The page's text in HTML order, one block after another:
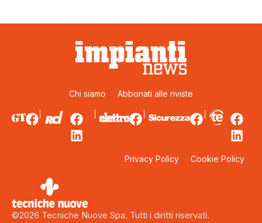
Chi siamo Abbonati alle riviste
Privacy Policy Cookie Policy
©2026 Tecniche Nuove Spa. Tutti i diritti riservati.